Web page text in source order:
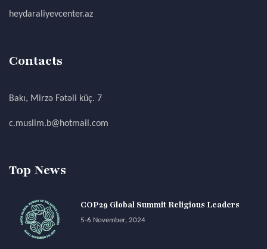
heydaraliyevcenter.az
Contacts
Bakı, Mirzə Fətəli küç. 7
c.muslim.b@hotmail.com
Top News
COP29 Global Summit Religious Leaders
5-6 November, 2024